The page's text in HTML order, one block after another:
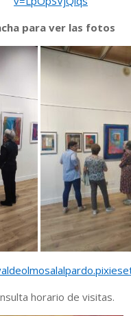
para ver las fotos
horario de visitas.